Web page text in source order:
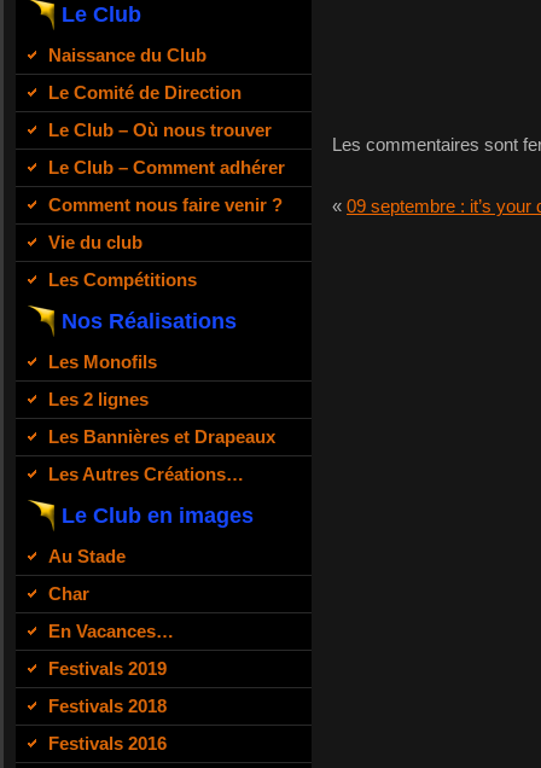
Le Club
Naissance du Club
Le Comité de Direction
Le Club – Où nous trouver
Le Club – Comment adhérer
Comment nous faire venir ?
Vie du club
Les Compétitions
Nos Réalisations
Les Monofils
Les 2 lignes
Les Bannières et Drapeaux
Les Autres Créations…
Le Club en images
Au Stade
Char
En Vacances…
Festivals 2019
Festivals 2018
Festivals 2016
Les commentaires sont
« 09 septembre : it’s your